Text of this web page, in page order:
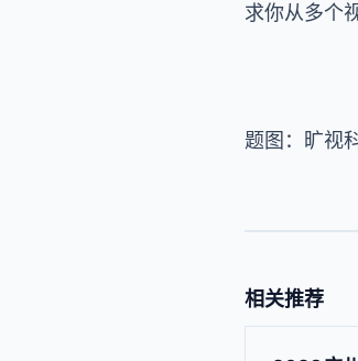
求你从多个
题图：旷视
相关推荐